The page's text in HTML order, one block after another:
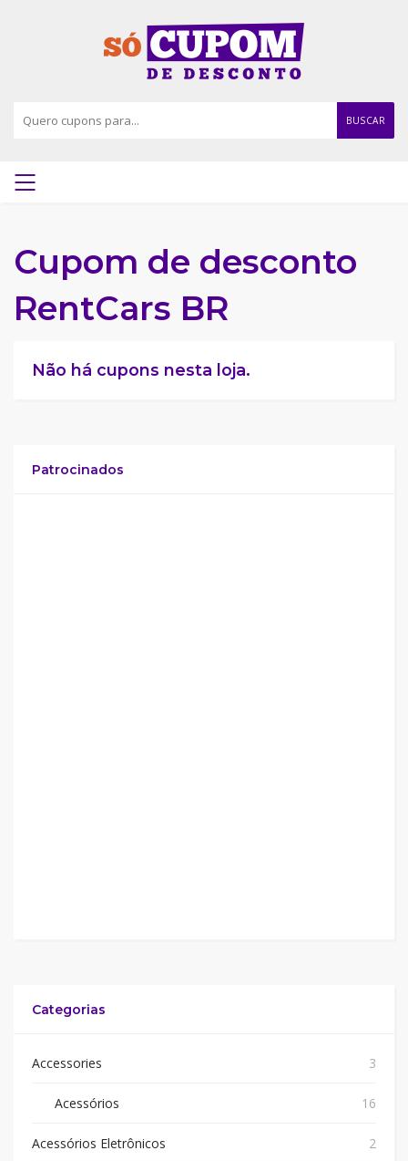
BUSCAR
Cupom de desconto
RentCars BR
Não há cupons nesta loja.
Patrocinados
Categorias
Accessories 3
Acessórios 16
Acessórios Eletrônicos 2